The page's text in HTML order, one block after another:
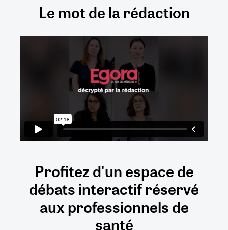
Le mot de la rédaction
Profitez d'un espace de
débatsinteractifréservé
auxprofessionnels de
santé